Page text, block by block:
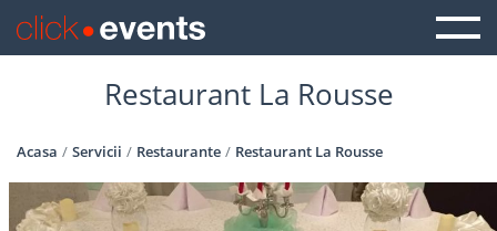
Restaurant La Rousse
Acasa Servicii Restaurante Restaurant La Rousse